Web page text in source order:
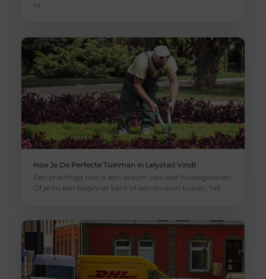
In
Hoe Je De Perfecte Tuinman in Lelystad Vindt
Een prachtige tuin is een droom van veel huiseigenaren.
Of je nu een beginner bent of een ervaren tuinier, het